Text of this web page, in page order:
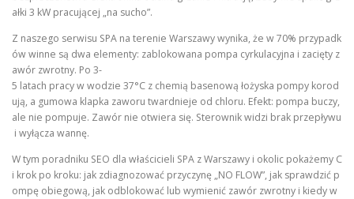
ałki 3 kW pracującej „na sucho”.
Z naszego serwisu SPA na terenie Warszawy wynika, że w 70% przypadk
ów winne są dwa elementy: zablokowana pompa cyrkulacyjna i zacięty z
awór zwrotny. Po 3-
5 latach pracy w wodzie 37°C z chemią basenową łożyska pompy korod
ują, a gumowa klapka zaworu twardnieje od chloru. Efekt: pompa buczy,
ale nie pompuje. Zawór nie otwiera się. Sterownik widzi brak przepływu
i wyłącza wannę.
W tym poradniku SEO dla właścicieli SPA z Warszawy i okolic pokażemy C
i krok po kroku: jak zdiagnozować przyczynę „NO FLOW”, jak sprawdzić p
ompę obiegową, jak odblokować lub wymienić zawór zwrotny i kiedy w